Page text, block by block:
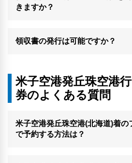
きますか？
領収書の発行は可能ですか？
米子空港発丘珠空港
券のよくある質問
米子空港発丘珠空港(北海道)着の
で予約する方法は？